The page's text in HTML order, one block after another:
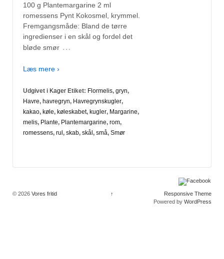
100 g Plantemargarine 2 ml
romessens Pynt Kokosmel, krymmel.
Fremgangsmåde: Bland de tørre
ingredienser i en skål og fordel det
bløde smør …
Læs mere ›
Udgivet i Kager Etiket: Flormelis, gryn,
Havre, havregryn, Havregrynskugler,
kakao, køle, køleskabet, kugler, Margarine,
melis, Plante, Plantemargarine, rom,
romessens, rul, skab, skål, små, Smør
© 2026 Vores fritid ↑
Responsive Theme
Powered by WordPress